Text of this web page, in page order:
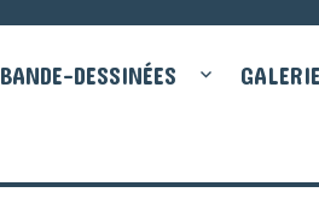
BANDE-DESSINÉES